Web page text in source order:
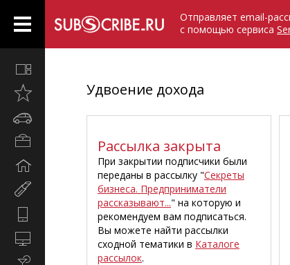
Отправляет email-
с помощью сервиса
Открыто
Автомобили
Компьютеры
Удвоение дохода
Рассылка закрыта
При закрытии подписчики были
переданы в рассылку "Секреты
бизнеса. Предприниматели
рассказывают..." на которую и
рекомендуем вам подписаться.
Вы можете найти рассылки
сходной тематики в Каталоге
рассылок.